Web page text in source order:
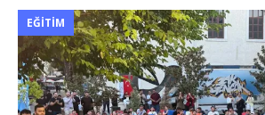
EĞITIM